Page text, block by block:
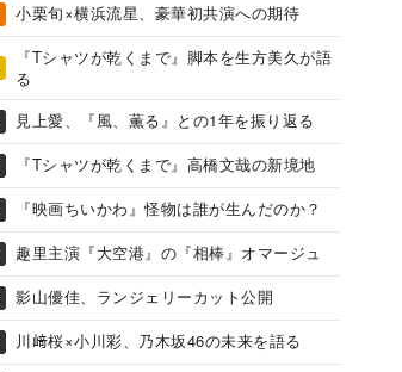
小栗旬×横浜流星、豪華初共演への期待
『Tシャツが乾くまで』脚本を生方美久が語
る
見上愛、『風、薫る』との1年を振り返る
『Tシャツが乾くまで』高橋文哉の新境地
『映画ちいかわ』怪物は誰が生んだのか？
趣里主演『大空港』の『相棒』オマージュ
影山優佳、ランジェリーカット公開
川﨑桜×小川彩、乃木坂46の未来を語る